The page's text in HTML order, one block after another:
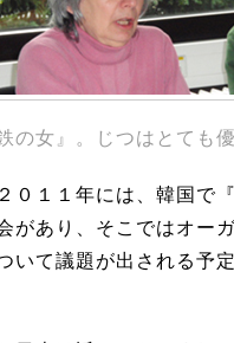
の女』。じつはとても
０１１年には、韓国で
があり、そこではオー
いて議題が出される予